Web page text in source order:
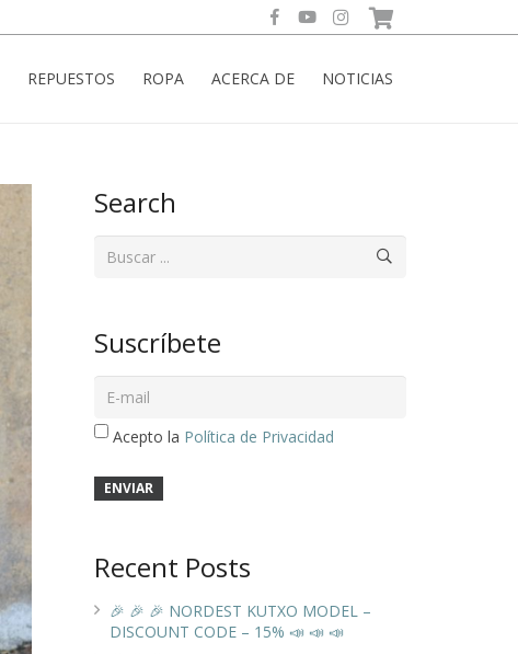
REPUESTOS ROPA ACERCA DE NOTICIAS
Search
Suscríbete
Acepto la Política de Privacidad
Recent Posts
🎉 🎉 🎉 NORDEST KUTXO MODEL –
DISCOUNT CODE – 15% 📣 📣 📣